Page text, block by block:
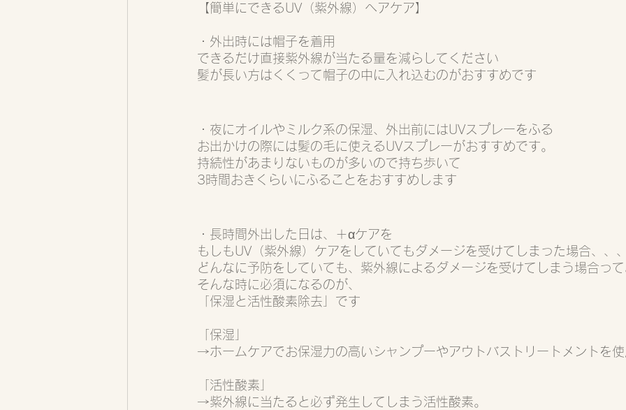
【簡単にできるUV（紫外線）ヘアケア】
・外出時には帽子を着用
できるだけ直接紫外線が当たる量を減らしてください
髪が長い方はくくって帽子の中に入れ込むのがおすすめです
・夜にオイルやミルク系の保湿、外出前にはUVスプレーをふる
お出かけの際には髪の毛に使えるUVスプレーがおすすめです。
持続性があまりないものが多いので持ち歩いて
3時間おきくらいにふることをおすすめします
・長時間外出した日は、＋αケアを
もしもUV（紫外線）ケアをしていてもダメージを受けてしまった場合、、
どんなに予防をしていても、紫外線によるダメージを受けてしまう場合っ
そんな時に必須になるのが、
「保湿と活性酸素除去」です
「保湿」
→ホームケアでお保湿力の高いシャンプーやアウトバストリートメントを
「活性酸素」
→紫外線に当たると必ず発生してしまう活性酸素。